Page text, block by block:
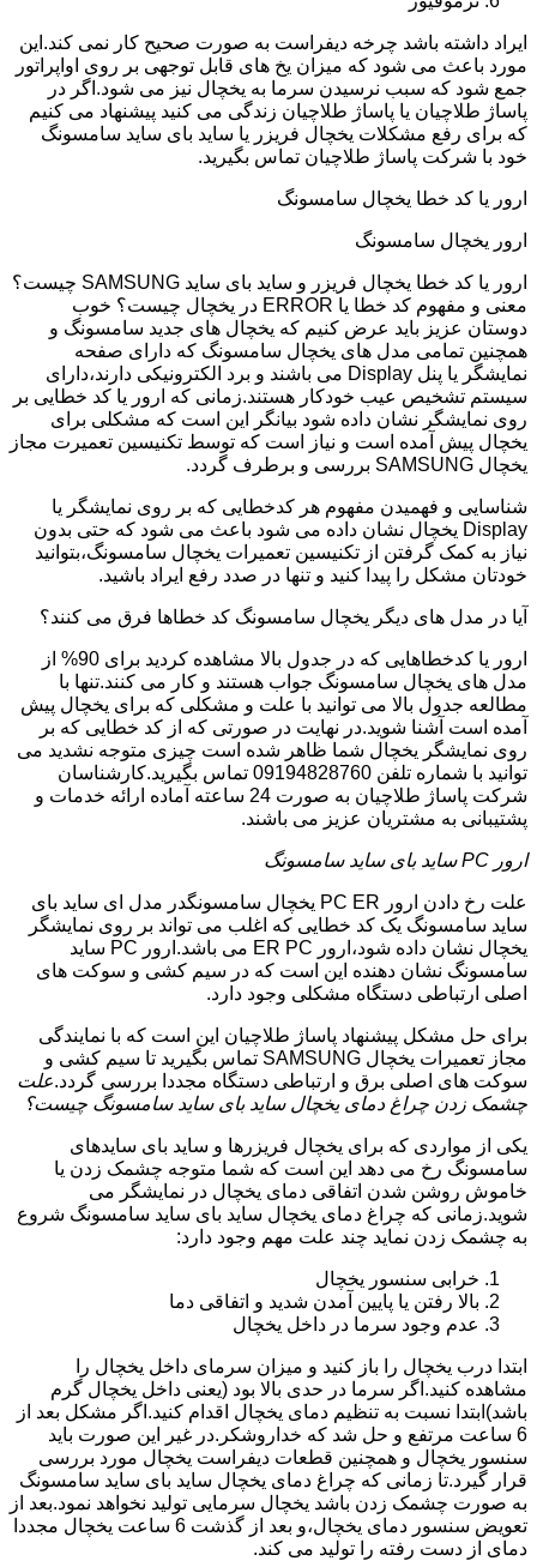
ایراد داشته باشد چرخه دیفراست به صورت صحیح کار نمی کند.این
مورد باعث می شود که میزان یخ های قابل توجهی بر روی اواپراتور
جمع شود که سبب نرسیدن سرما به یخچال نیز می شود.اگر در
پاساژ طلاچیان یا پاساژ طلاچیان زندگی می کنید پیشنهاد می کنیم
که برای رفع مشکلات یخچال فریزر یا ساید بای ساید سامسونگ
خود با شرکت پاساژ طلاچیان تماس بگیرید.
ارور یا کد خطا یخچال سامسونگ
ارور یخچال سامسونگ
ارور یا کد خطا یخچال فریزر و ساید بای ساید SAMSUNG چیست؟
معنی و مفهوم کد خطا یا ERROR در یخچال چیست؟ خوب
دوستان عزیز باید عرض کنیم که یخچال های جدید سامسونگ و
همچنین تمامی مدل های یخچال سامسونگ که دارای صفحه
نمایشگر یا پنل Display می باشند و برد الکترونیکی دارند،دارای
سیستم تشخیص عیب خودکار هستند.زمانی که ارور یا کد خطایی بر
روی نمایشگر نشان داده شود بیانگر این است که مشکلی برای
یخچال پیش آمده است و نیاز است که توسط تکنیسین تعمیرت مجاز
یخچال SAMSUNG بررسی و برطرف گردد.
شناسایی و فهمیدن مفهوم هر کدخطایی که بر روی نمایشگر یا
Display یخچال نشان داده می شود باعث می شود که حتی بدون
نیاز به کمک گرفتن از تکنیسین تعمیرات یخچال سامسونگ،بتوانید
خودتان مشکل را پیدا کنید و تنها در صدد رفع ایراد باشید.
آیا در مدل های دیگر یخچال سامسونگ کد خطاها فرق می کنند؟
ارور یا کدخطاهایی که در جدول بالا مشاهده کردید برای 90% از
مدل های یخچال سامسونگ جواب هستند و کار می کنند.تنها با
مطالعه جدول بالا می توانید با علت و مشکلی که برای یخچال پیش
آمده است آشنا شوید.در نهایت در صورتی که از کد خطایی که بر
روی نمایشگر یخچال شما ظاهر شده است چیزی متوجه نشدید می
توانید با شماره تلفن 09194828760 تماس بگیرید.کارشناسان
شرکت پاساژ طلاچیان به صورت 24 ساعته آماده ارائه خدمات و
پشتیبانی به مشتریان عزیز می باشند.
ارور PC ساید بای ساید سامسونگ
علت رخ دادن ارور PC ER یخچال سامسونگدر مدل ای ساید بای
ساید سامسونگ یک کد خطایی که اغلب می تواند بر روی نمایشگر
یخچال نشان داده شود،ارور ER PC می باشد.ارور PC ساید
سامسونگ نشان دهنده این است که در سیم کشی و سوکت های
اصلی ارتباطی دستگاه مشکلی وجود دارد.
برای حل مشکل پیشنهاد پاساژ طلاچیان این است که با نمایندگی
مجاز تعمیرات یخچال SAMSUNG تماس بگیرید تا سیم کشی و
سوکت های اصلی برق و ارتباطی دستگاه مجددا بررسی گردد.علت
چشمک زدن چراغ دمای یخچال ساید بای ساید سامسونگ چیست؟
یکی از مواردی که برای یخچال فریزرها و ساید بای سایدهای
سامسونگ رخ می دهد این است که شما متوجه چشمک زدن یا
خاموش روشن شدن اتفاقی دمای یخچال در نمایشگر می
شوید.زمانی که چراغ دمای یخچال ساید بای ساید سامسونگ شروع
به چشمک زدن نماید چند علت مهم وجود دارد:
خرابی سنسور یخچال
بالا رفتن یا پایین آمدن شدید و اتفاقی دما
عدم وجود سرما در داخل یخچال
ابتدا درب یخچال را باز کنید و میزان سرمای داخل یخچال را
مشاهده کنید.اگر سرما در حدی بالا بود (یعنی داخل یخچال گرم
باشد)ابتدا نسبت به تنظیم دمای یخچال اقدام کنید.اگر مشکل بعد از
6 ساعت مرتفع و حل شد که خداروشکر.در غیر این صورت باید
سنسور یخچال و همچنین قطعات دیفراست یخچال مورد بررسی
قرار گیرد.تا زمانی که چراغ دمای یخچال ساید بای ساید سامسونگ
به صورت چشمک زدن باشد یخچال سرمایی تولید نخواهد نمود.بعد از
تعویض سنسور دمای یخچال،و بعد از گذشت 6 ساعت یخچال مجددا
دمای از دست رفته را تولید می کند.